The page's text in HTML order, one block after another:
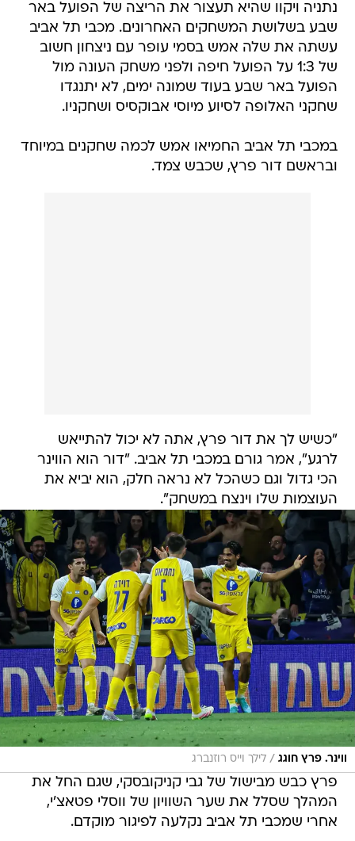
נתניה ויקוו שהיא תעצור את הריצה של הפועל באר
שבע בשלושת המשחקים האחרונים. מכבי תל אביב
עשתה את שלה אמש בסמי עופר עם ניצחון חשוב
של 1:3 על הפועל חיפה ולפני משחק העונה מול
הפועל באר שבע בעוד שמונה ימים, לא יתנגדו
שחקני האלופה לסיוע מיוסי אבוקסיס ושחקניו.
במכבי תל אביב החמיאו אמש לכמה שחקנים במיוחד
ובראשם דור פרץ, שכבש צמד.
"כשיש לך את דור פרץ, אתה לא יכול להתייאש
לרגע", אמר גורם במכבי תל אביב. "דור הוא הווינר
הכי גדול וגם כשהכל לא נראה חלק, הוא יביא את
העוצמות שלו וינצח במשחק".
ווינר. פרץ חוגג / לילך וייס רוזנברג
פרץ כבש מבישול של גבי קניקובסקי, שגם החל את
המהלך שסלל את שער השוויון של ווסלי פטאצ'י,
אחרי שמכבי תל אביב נקלעה לפיגור מוקדם.